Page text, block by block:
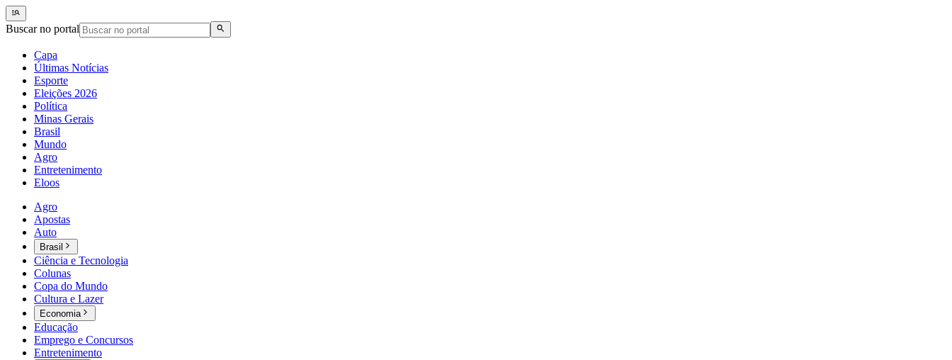
Buscar no portal
Capa
Últimas Notícias
Esporte
Eleições 2026
Política
Minas Gerais
Brasil
Mundo
Agro
Entretenimento
Eloos
Agro
Apostas
Auto
Brasil
Ciência e Tecnologia
Colunas
Copa do Mundo
Cultura e Lazer
Economia
Educação
Emprego e Concursos
Entretenimento